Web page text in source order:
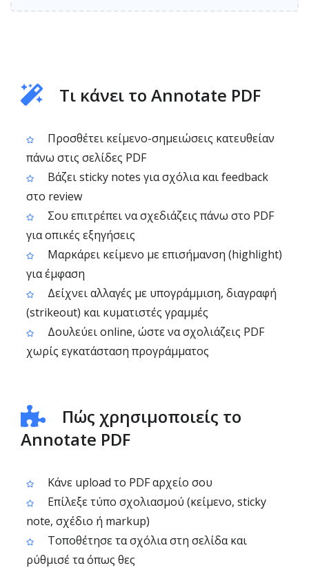
Τι κάνει το Annotate PDF
Προσθέτει κείμενο-σημειώσεις κατευθείαν
πάνω στις σελίδες PDF
Βάζει sticky notes για σχόλια και feedback
στο review
Σου επιτρέπει να σχεδιάζεις πάνω στο PDF
για οπικές εξηγήσεις
Μαρκάρει κείμενο με επισήμανση (highlight)
για έμφαση
Δείχνει αλλαγές με υπογράμμιση, διαγραφή
(strikeout) και κυματιστές γραμμές
Δουλεύει online, ώστε να σχολιάζεις PDF
χωρίς εγκατάσταση προγράμματος
Πώς χρησιμοποιείς το
Annotate PDF
Κάνε upload το PDF αρχείο σου
Επίλεξε τύπο σχολιασμού (κείμενο, sticky
note, σχέδιο ή markup)
Τοποθέτησε τα σχόλια στη σελίδα και
ρύθμισέ τα όπως θες